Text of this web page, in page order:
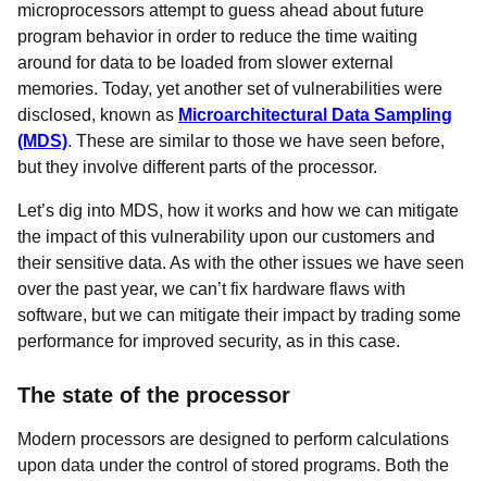
microprocessors attempt to guess ahead about future
program behavior in order to reduce the time waiting
around for data to be loaded from slower external
memories. Today, yet another set of vulnerabilities were
disclosed, known as Microarchitectural Data Sampling
(MDS). These are similar to those we have seen before,
but they involve different parts of the processor.
Let’s dig into MDS, how it works and how we can mitigate
the impact of this vulnerability upon our customers and
their sensitive data. As with the other issues we have seen
over the past year, we can’t fix hardware flaws with
software, but we can mitigate their impact by trading some
performance for improved security, as in this case.
The state of the processor
Modern processors are designed to perform calculations
upon data under the control of stored programs. Both the